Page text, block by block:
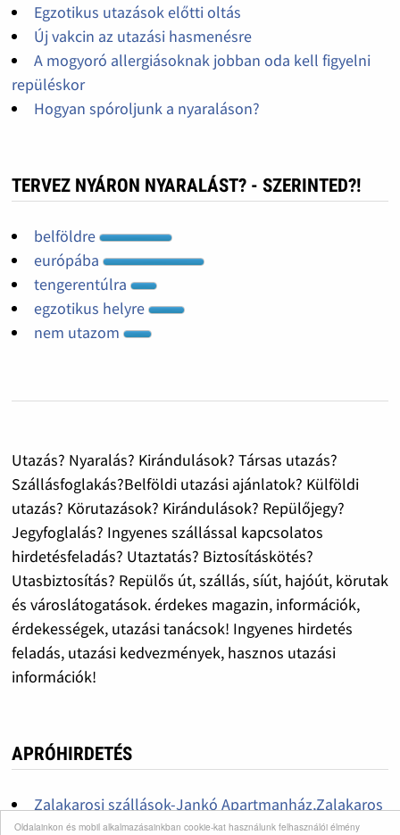
Oldalainkon és mobil alkalmazásainkban cookie-kat használunk felhasználói élmény
Egzotikus utazások előtti oltás
Új vakcin az utazási hasmenésre
A mogyoró allergiásoknak jobban oda kell figyelni
repüléskor
Hogyan spóroljunk a nyaraláson?
TERVEZ NYÁRON NYARALÁST? - SZERINTED?!
belföldre
európába
tengerentúlra
egzotikus helyre
nem utazom
Utazás? Nyaralás? Kirándulások? Társas utazás?
Szállásfoglakás?Belföldi utazási ajánlatok? Külföldi
utazás? Körutazások? Kirándulások? Repülőjegy?
Jegyfoglalás? Ingyenes szállással kapcsolatos
hirdetésfeladás? Utaztatás? Biztosításkötés?
Utasbiztosítás? Repülős út, szállás, síút, hajóút, körutak
és városlátogatások. érdekes magazin, információk,
érdekességek, utazási tanácsok! Ingyenes hirdetés
feladás, utazási kedvezmények, hasznos utazási
információk!
APRÓHIRDETÉS
Zalakarosi szállások-Jankó Apartmanház,Zalakaros
Hegyalja utca 14